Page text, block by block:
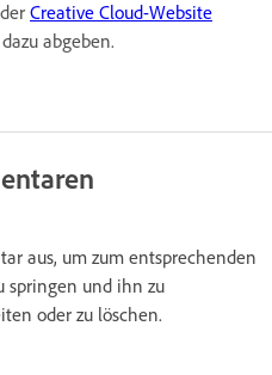
Creative Cloud-Website
abgeben.
aus, um zum entsprechenden
springen und ihn zu
oder zu löschen.